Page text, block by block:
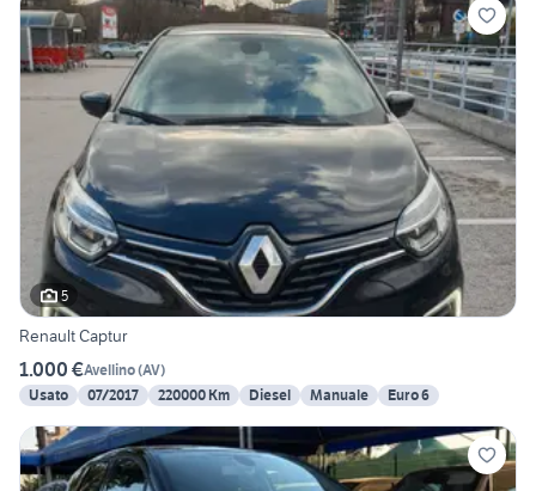
5
Renault Captur
1.000 €Avellino(AV)
Usato
07/2017 220000 Km Diesel Manuale Euro 6